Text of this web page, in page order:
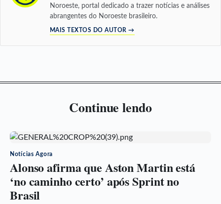
Noroeste, portal dedicado a trazer notícias e análises
abrangentes do Noroeste brasileiro.
MAIS TEXTOS DO AUTOR →
Continue lendo
Notícias Agora
Alonso afirma que Aston Martin está
‘no caminho certo’ após Sprint no
Brasil